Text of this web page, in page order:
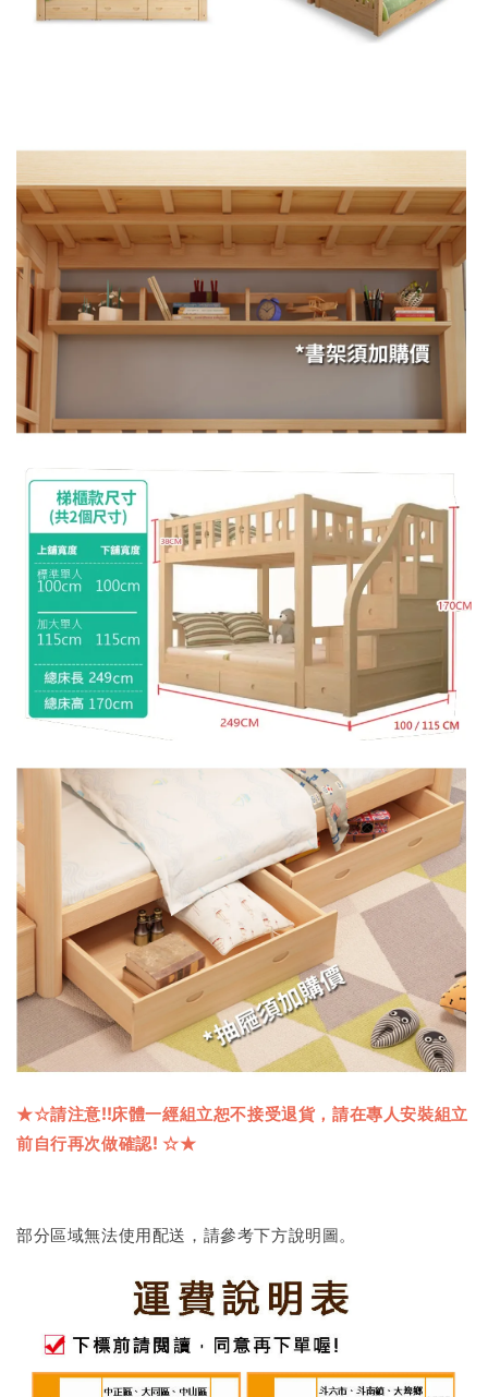
★☆請注意!!床體一經組立恕不接受退貨，請在專人安裝組立
前自行再次做確認!☆★
部分區域無法使用配送，請參考下方說明圖。